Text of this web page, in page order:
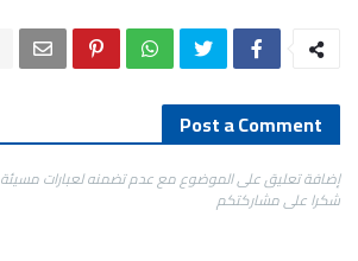
Post a Comment
إضافة تعليق على الموضوع مع عدم تضمنه لعبارات مسيئة
شكرا على مشاركتكم